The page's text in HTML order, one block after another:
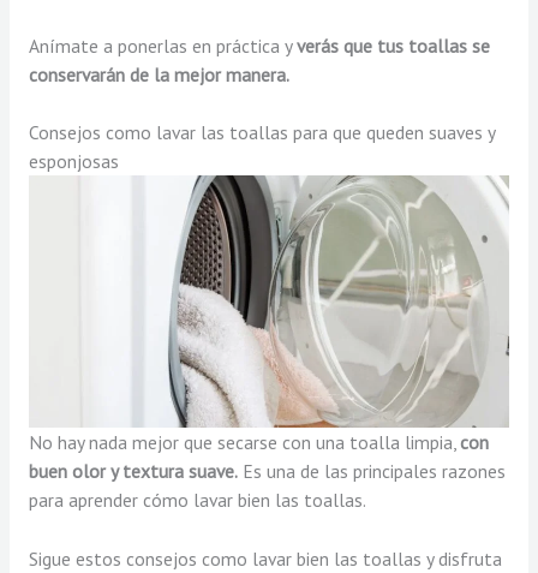
Anímate a ponerlas en práctica yverás que tus toallas se
conservarán de la mejor manera.
Consejos como lavar las toallas para que queden suaves y
esponjosas
No hay nada mejor que secarse con una toalla limpia, con
buen olor y textura suave.Es una de las principales razones
para aprender cómo lavar bien las toallas.
Sigue estos consejos como lavar bien las toallas y disfruta